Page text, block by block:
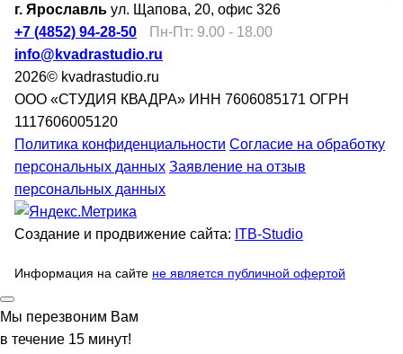
г. Ярославль ул. Щапова, 20, офис 326
+7 (4852) 94-28-50
Пн-Пт: 9.00 - 18.00
info@kvadrastudio.ru
2026© kvadrastudio.ru
ООО «СТУДИЯ КВАДРА» ИНН 7606085171 ОГРН
1117606005120
Политика конфиденциальности Согласие на обработку
персональных данных Заявление на отзыв
персональных данных
Создание и продвижение сайта: ITB-Studio
Информация на сайте не является публичной офертой
Мы перезвоним Вам
в течение 15 минут!